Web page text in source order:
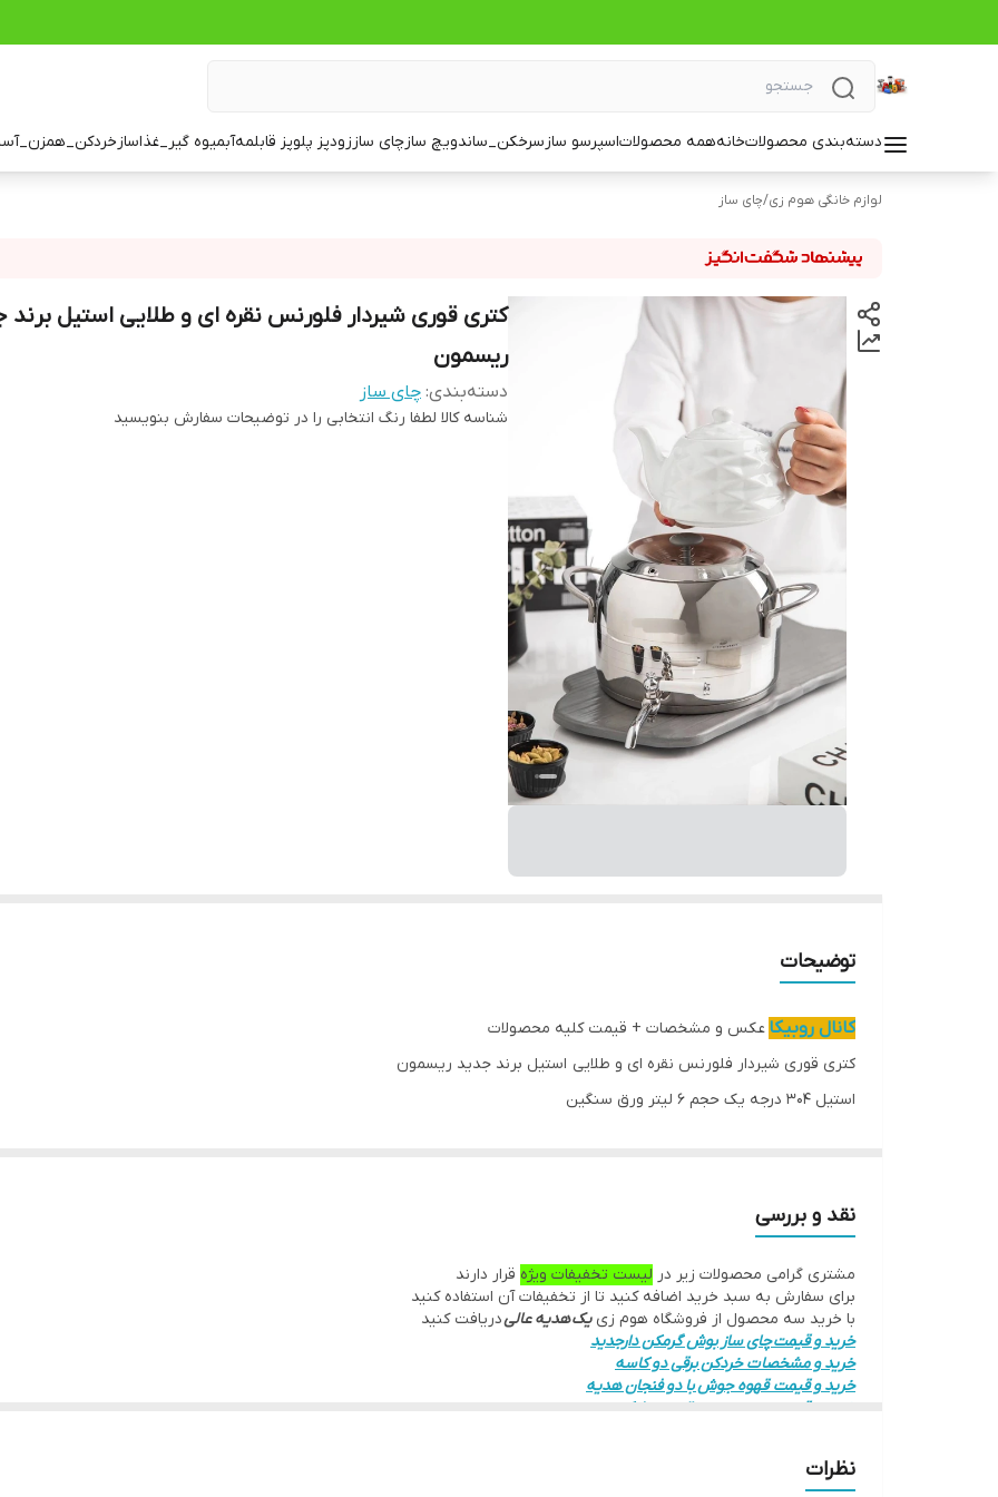
دسته‌بندی محصولاتخانههمه محصولاتاسپرسو سازسرخکن_ساندویچ سازچای ساززودپز پلوپز قابلمهآبمیوه گیر_غذاساز
لوازم خانگی هوم زی/چای ساز
کتری قوری شیردار فلورنس نقره ای و طلایی استیل برند
ریسمون
دسته‌بندی: چای ساز
شناسه کالا لطفا رنگ انتخابی را در توضیحات سفارش بنویسید
توضیحات
کانال روبیکا عکس و مشخصات + قیمت کلیه محصولات
کتری قوری شیردار فلورنس نقره ای و طلایی استیل برند جدید ریسمون
استیل 304 درجه یک حجم 6 لیتر ورق سنگین
نقد و بررسی
مشتری گرامی محصولات زیر در لیست تخفیفات ویژه قرار دارند
برای سفارش به سبد خرید اضافه کنید تا از تخفیفات آن استفاده کنید
با خرید سه محصول از فروشگاه هوم زییک هدیه عالیدریافت کنید
خرید و قیمت چای ساز بوش گرمکن دارجدید
خرید و مشخصات خردکن برقی دو کاسه
خرید و قیمت قهوه جوش با دو فنجان هدیه
خرید و قیمت توستر دیجیتال سوپرلوکس
خرید بهترین کتری قوری استیل کف چدن
نظرات